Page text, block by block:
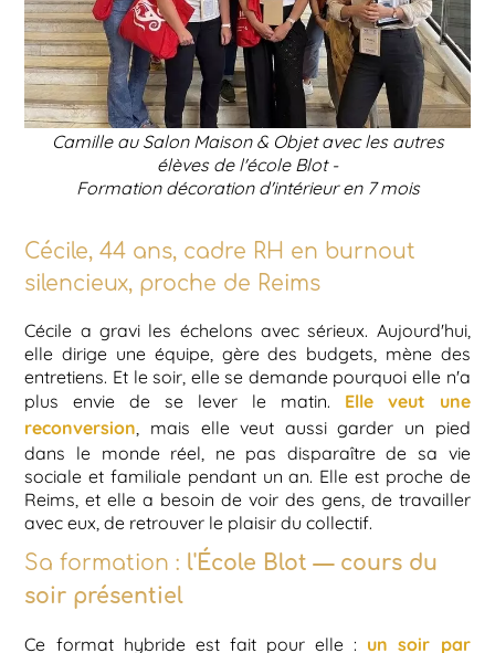
Camille au Salon Maison & Objet avec les autres
élèves de l'école Blot -
Formation décoration d'intérieur en 7 mois
Cécile, 44 ans, cadre RH en burnout
silencieux, proche de Reims
Cécile a gravi les échelons avec sérieux. Aujourd'hui,
elle dirige une équipe, gère des budgets, mène des
entretiens. Et le soir, elle se demande pourquoi elle n'a
plus envie de se lever le matin. Elle veut une
reconversion , mais elle veut aussi garder un pied
dans le monde réel, ne pas disparaître de sa vie
sociale et familiale pendant un an. Elle est proche de
Reims, et elle a besoin de voir des gens, de travailler
avec eux, de retrouver le plaisir du collectif.
Sa formation : l'École Blot — cours du
soir présentiel
Ce format hybride est fait pour elle : un soir par